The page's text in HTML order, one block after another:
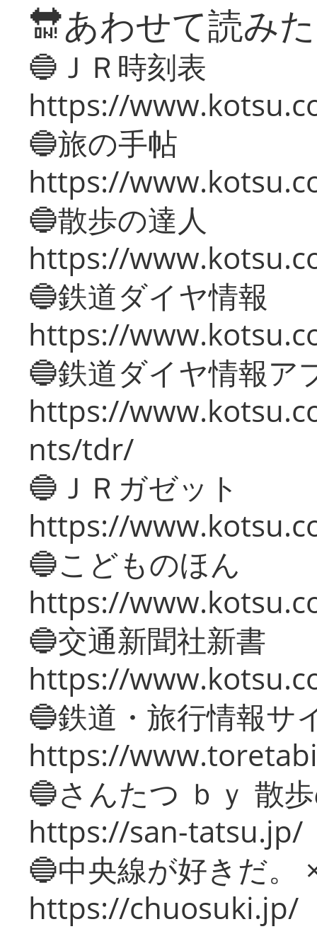
🔛あわせて読み
🔵ＪＲ時刻表
https://
🔵旅の手帖
https://
🔵散歩の達人
https://
🔵鉄道ダイヤ情報
https://
🔵鉄道ダイヤ情報ア
https://
nts/tdr/
🔵ＪＲガゼット
https://
🔵こどものほん
https://
🔵交通新聞社新書
https://
🔵鉄道・旅行情報サ
https://
🔵さんたつ ｂｙ 散
https://san-tatsu.jp/
🔵中央線が好きだ。
https://chuosuki.jp/